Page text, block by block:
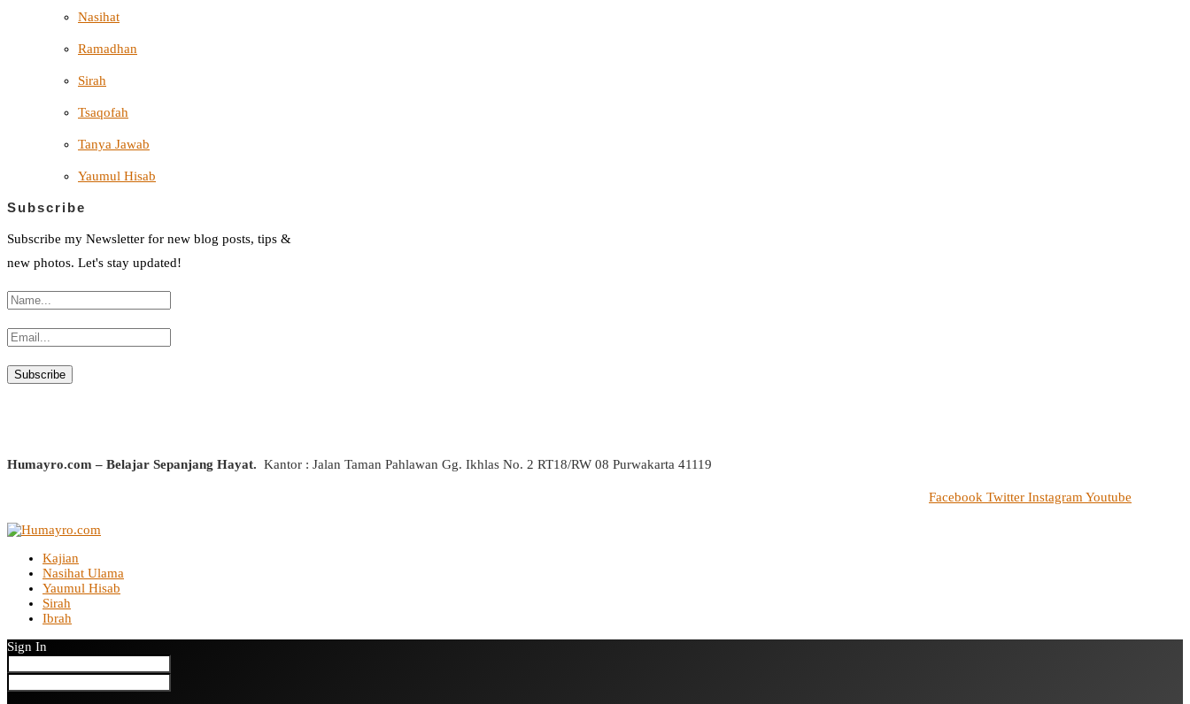
Nasihat
Ramadhan
Sirah
Tsaqofah
Tanya Jawab
Yaumul Hisab
Subscribe
Subscribe my Newsletter for new blog posts, tips &
new photos. Let's stay updated!
Humayro.com – Belajar Sepanjang Hayat. Kantor : Jalan Taman Pahlawan Gg. Ikhlas No. 2 RT18/RW 08 Purwakarta 41119
Facebook Twitter InstagramYoutube
Kajian
Nasihat Ulama
Yaumul Hisab
Sirah
Ibrah
Sign In